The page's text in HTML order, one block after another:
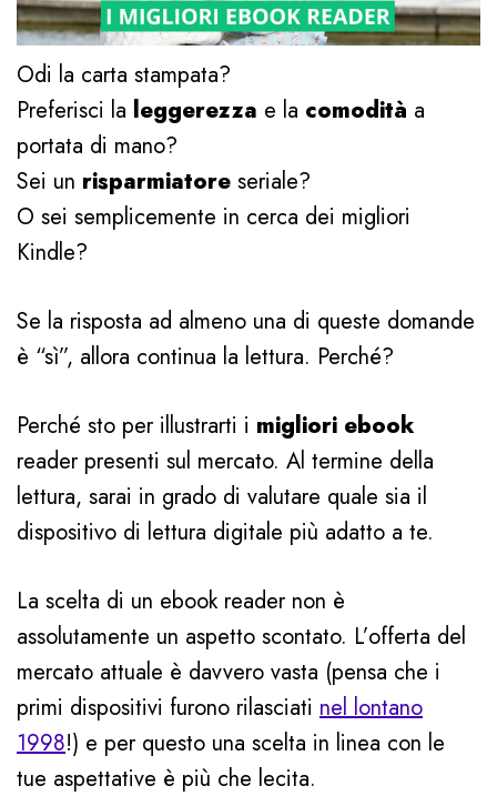
Odi la carta stampata?
Preferisci la leggerezza e la comodità a
portata di mano?
Sei un risparmiatore seriale?
O sei semplicemente in cerca dei migliori
Kindle?
Se la risposta ad almeno una di queste domande
è “sì”, allora continua la lettura. Perché?
Perché sto per illustrarti i migliori ebook
reader presenti sul mercato. Al termine della
lettura, sarai in grado di valutare quale sia il
dispositivo di lettura digitale più adatto a te.
La scelta di un ebook reader non è
assolutamente un aspetto scontato. L’offerta del
mercato attuale è davvero vasta (pensa che i
primi dispositivi furono rilasciati nel lontano
1998!) e per questo una scelta in linea con le
tue aspettative è più che lecita.